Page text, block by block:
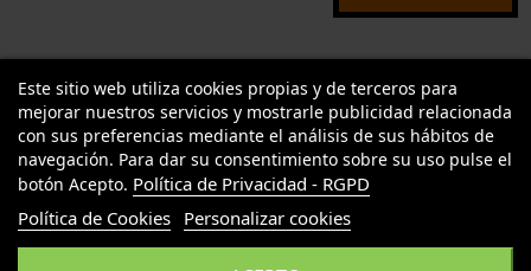
TU LLAMAS GROW
Este sitio web utiliza cookies propias y de terceros para
mejorar nuestros servicios y mostrarle publicidad relacionada
con sus preferencias mediante el análisis de sus hábitos de
navegación. Para dar su consentimiento sobre su uso pulse el
botón Acepto. Política de Privacidad - RGPD
Política de Cookies Personalizar cookies